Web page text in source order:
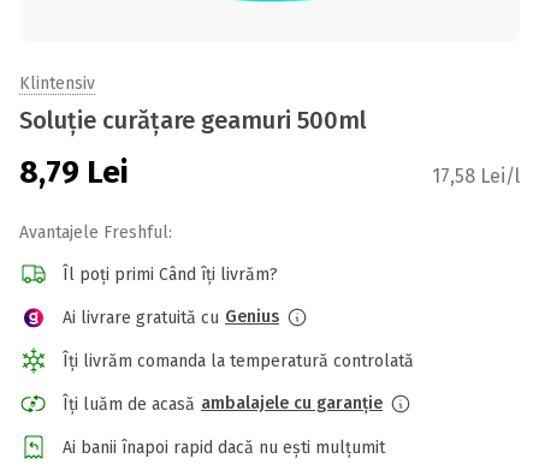
Klintensiv
Soluție curățare geamuri 500ml
8,79 Lei 17,58 Lei/l
Avantajele Freshful:
Îl poți primi Când îți livrăm?
Ai livrare gratuită cu Genius
Îți livrăm comanda la temperatură controlată
Îți luăm de acasă ambalajele cu garanție
Ai banii înapoi rapid dacă nu ești mulțumit